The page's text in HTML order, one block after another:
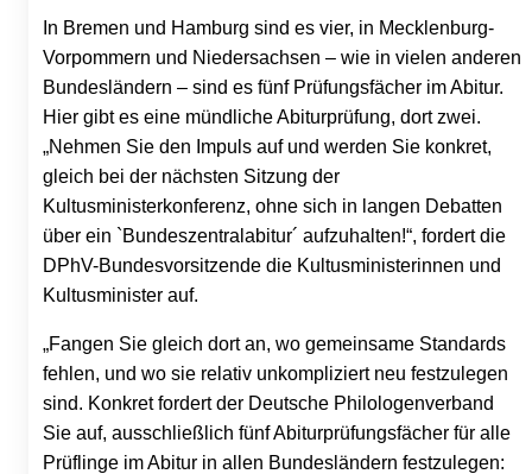
In Bremen und Hamburg sind es vier, in Mecklenburg-
Vorpommern und Niedersachsen – wie in vielen anderen
Bundesländern – sind es fünf Prüfungsfächer im Abitur.
Hier gibt es eine mündliche Abiturprüfung, dort zwei.
„Nehmen Sie den Impuls auf und werden Sie konkret,
gleich bei der nächsten Sitzung der
Kultusministerkonferenz, ohne sich in langen Debatten
über ein `Bundeszentralabitur´ aufzuhalten!“, fordert die
DPhV-Bundesvorsitzende die Kultusministerinnen und
Kultusminister auf.
„Fangen Sie gleich dort an, wo gemeinsame Standards
fehlen, und wo sie relativ unkompliziert neu festzulegen
sind. Konkret fordert der Deutsche Philologenverband
Sie auf, ausschließlich fünf Abiturprüfungsfächer für alle
Prüflinge im Abitur in allen Bundesländern festzulegen: